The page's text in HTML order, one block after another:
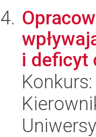
i deficyt
Konkurs: